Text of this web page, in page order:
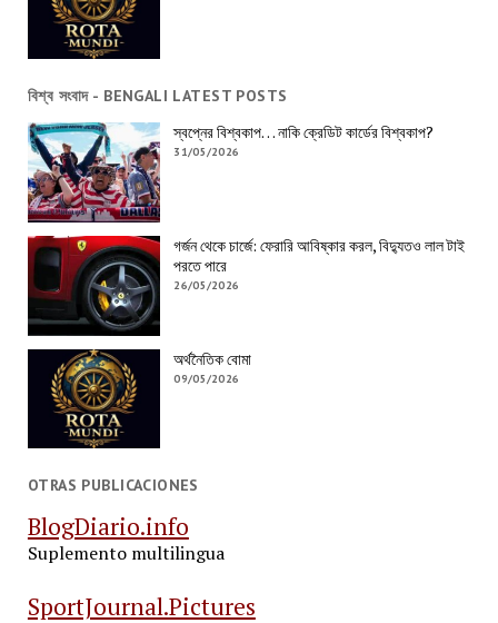
বিশ্ব সংবাদ - BENGALI LATEST POSTS
স্বপ্নের বিশ্বকাপ… নাকি ক্রেডিট কার্ডের বিশ্বকাপ?
31/05/2026
গর্জন থেকে চার্জে: ফেরারি আবিষ্কার করল, বিদ্যুতও লাল টাই
পরতে পারে
26/05/2026
অর্থনৈতিক বোমা
09/05/2026
OTRAS PUBLICACIONES
BlogDiario.info
Suplemento multilingua
SportJournal.Pictures